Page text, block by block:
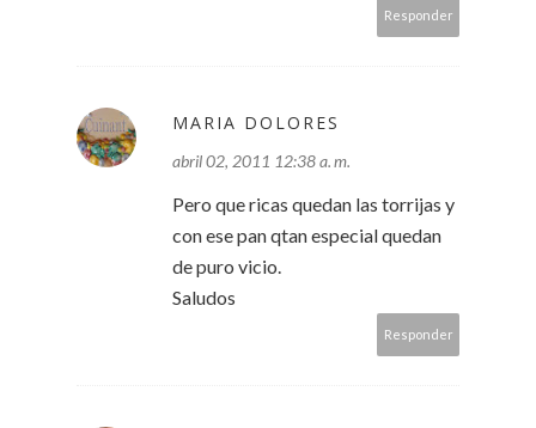
Responder
MARIA DOLORES
abril 02, 2011 12:38 a. m.
Pero que ricas quedan las torrijas y
con ese pan qtan especial quedan
de puro vicio.
Saludos
Responder